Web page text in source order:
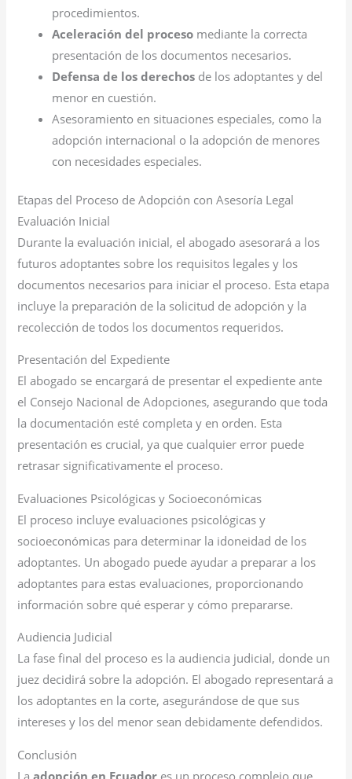
procedimientos.
Aceleración del proceso mediante la correcta
presentación de los documentos necesarios.
Defensa de los derechos de los adoptantes y del
menor en cuestión.
Asesoramiento en situaciones especiales, como la
adopción internacional o la adopción de menores
con necesidades especiales.
Etapas del Proceso de Adopción con Asesoría Legal
Evaluación Inicial
Durante la evaluación inicial, el abogado asesorará a los
futuros adoptantes sobre los requisitos legales y los
documentos necesarios para iniciar el proceso. Esta etapa
incluye la preparación de la solicitud de adopción y la
recolección de todos los documentos requeridos.
Presentación del Expediente
El abogado se encargará de presentar el expediente ante
el Consejo Nacional de Adopciones, asegurando que toda
la documentación esté completa y en orden. Esta
presentación es crucial, ya que cualquier error puede
retrasar significativamente el proceso.
Evaluaciones Psicológicas y Socioeconómicas
El proceso incluye evaluaciones psicológicas y
socioeconómicas para determinar la idoneidad de los
adoptantes. Un abogado puede ayudar a preparar a los
adoptantes para estas evaluaciones, proporcionando
información sobre qué esperar y cómo prepararse.
Audiencia Judicial
La fase final del proceso es la audiencia judicial, donde un
juez decidirá sobre la adopción. El abogado representará a
los adoptantes en la corte, asegurándose de que sus
intereses y los del menor sean debidamente defendidos.
Conclusión
Laadopción en Ecuador es un proceso complejo que